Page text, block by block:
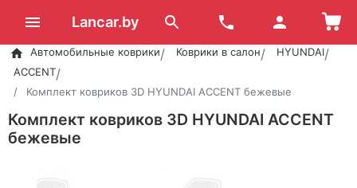
Lancar.by
Автомобильные коврики Коврики в салон
HYUNDAI
ACCENT
Комплект ковриков 3D HYUNDAI ACCENT бежевые
Комплект ковриков 3D HYUNDAI ACCENT
бежевые